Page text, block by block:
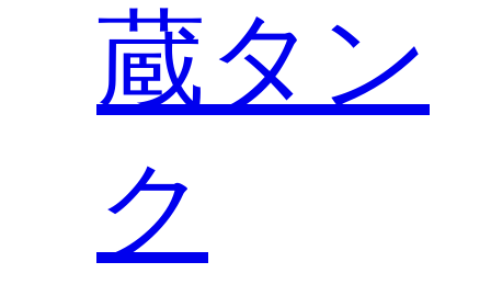
蔵タン
ク